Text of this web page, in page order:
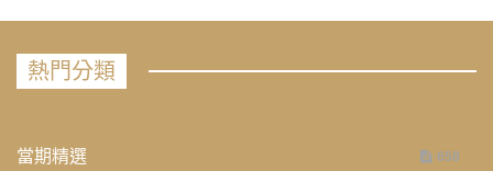
熱門分類
當期精選 658